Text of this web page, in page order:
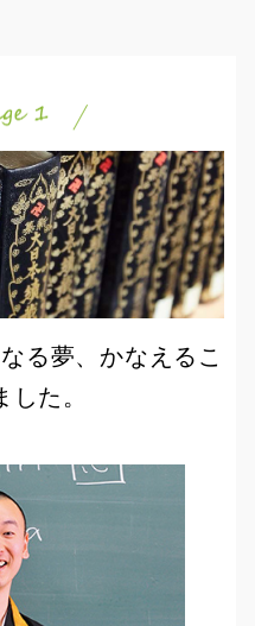
る夢、 かなえるこ
した。